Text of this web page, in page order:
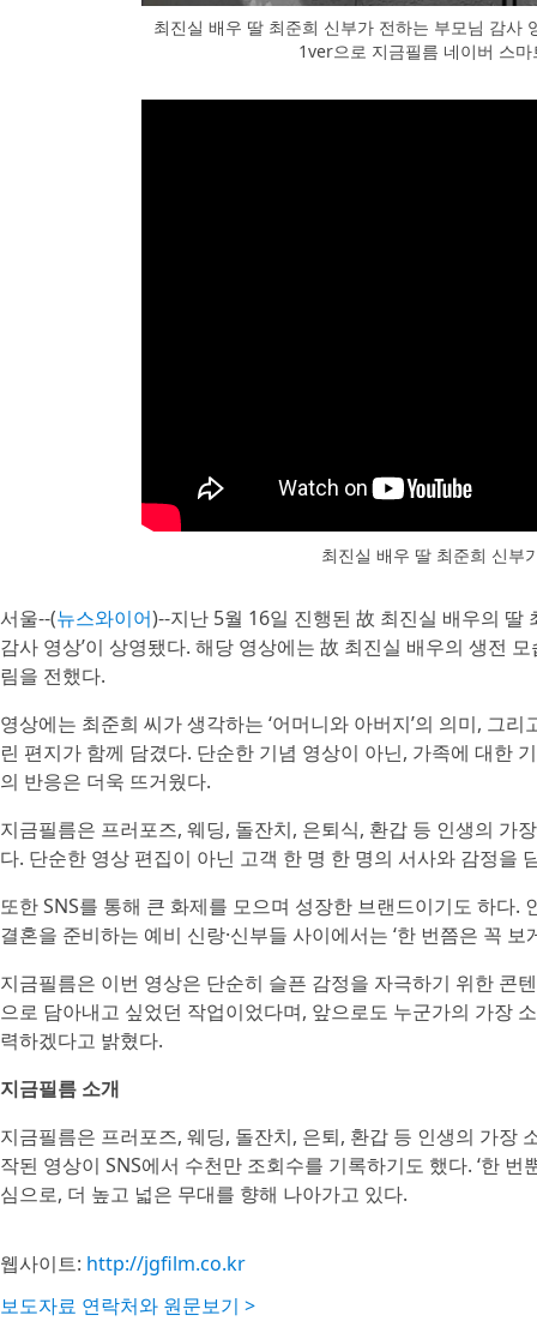
최진실 배우 딸 최준희 신부가 전하는 부모님 감사
1ver으로 지금필름 네이버 스
최진실 배우 딸 최준희 신부
서울--(뉴스와이어)--지난 5월 16일 진행된 故 최진실 배우의 딸
감사 영상’이 상영됐다. 해당 영상에는 故 최진실 배우의 생전
림을 전했다.
영상에는 최준희 씨가 생각하는 ‘어머니와 아버지’의 의미, 그
린 편지가 함께 담겼다. 단순한 기념 영상이 아닌, 가족에 대한
의 반응은 더욱 뜨거웠다.
지금필름은 프러포즈, 웨딩, 돌잔치, 은퇴식, 환갑 등 인생의 가
다. 단순한 영상 편집이 아닌 고객 한 명 한 명의 서사와 감정을
또한 SNS를 통해 큰 화제를 모으며 성장한 브랜드이기도 하다
결혼을 준비하는 예비 신랑·신부들 사이에서는 ‘한 번쯤은 꼭 보
지금필름은 이번 영상은 단순히 슬픈 감정을 자극하기 위한 콘
으로 담아내고 싶었던 작업이었다며, 앞으로도 누군가의 가장
력하겠다고 밝혔다.
지금필름 소개
지금필름은 프러포즈, 웨딩, 돌잔치, 은퇴, 환갑 등 인생의 가
작된 영상이 SNS에서 수천만 조회수를 기록하기도 했다. ‘한
심으로, 더 높고 넓은 무대를 향해 나아가고 있다.
웹사이트: http://jgfilm.co.kr
보도자료 연락처와 원문보기 >